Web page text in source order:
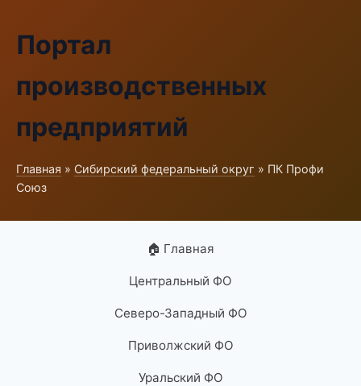
Портал
производственных
предприятий
Главная » Сибирский федеральный округ » ПК Профи
Союз
🏠 Главная
Центральный ФО
Северо-Западный ФО
Приволжский ФО
Уральский ФО